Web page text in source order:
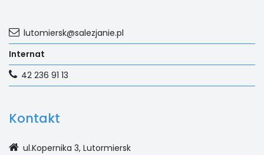
Kontakt
ul.Kopernika 3, Lutormiersk
lutomiersk@salezjanie.pl
Internat
42 236 91 13